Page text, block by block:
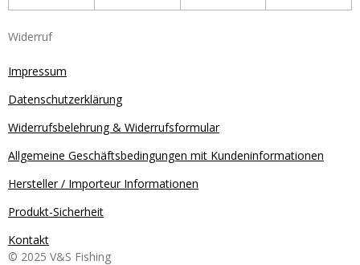
Widerruf
Impressum
Datenschutzerklärung
Widerrufsbelehrung & Widerrufsformular
Allgemeine Geschäftsbedingungen mit Kundeninformationen
Hersteller / Importeur Informationen
Produkt-Sicherheit
Kontakt
© 2025 V&S Fishing